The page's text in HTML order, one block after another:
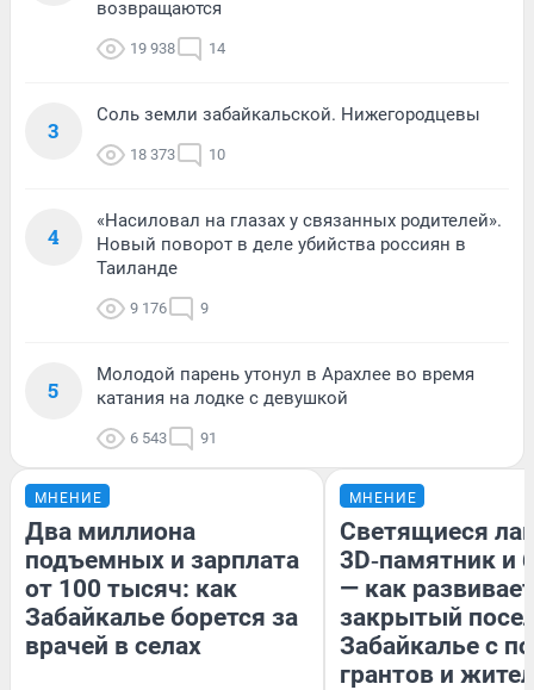
возвращаются
19 938 14
3
Соль земли забайкальской. Нижегородцевы
18 373 10
4
«Насиловал на глазах у связанных родителей».
Новый поворот в деле убийства россиян в
Таиланде
9 176 9
5
Молодой парень утонул в Арахлее во время
катания на лодке с девушкой
6 543 91
МНЕНИЕ
Два миллиона
подъемных и зарплата
от 100 тысяч: как
Забайкалье борется за
врачей в селах
МНЕНИЕ
Светящиеся
3D‑памятник и
— как
закрытый
Забайкалье с
грантов и